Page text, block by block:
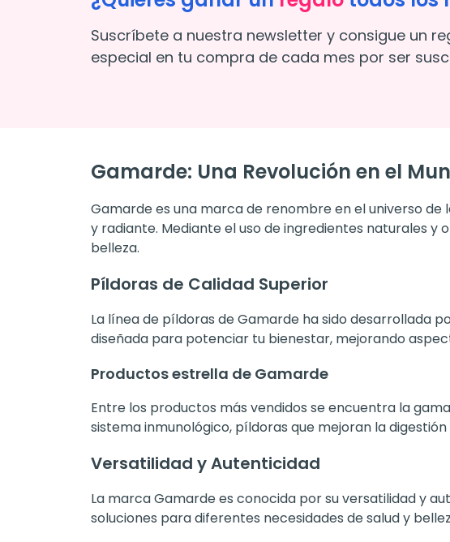
Suscríbete a nuestra newsletter y consigue un
especial en tu compra de cada mes por ser
Gamarde: Una Revolución en el
Gamarde es una marca de renombre en el universo
y radiante. Mediante el uso de ingredientes naturales y
belleza.
Píldoras de Calidad Superior
La línea de píldoras de Gamarde ha sido desarrollada
diseñada para potenciar tu bienestar, mejorando
Productos estrella de Gamarde
Entre los productos más vendidos se encuentra la
sistema inmunológico, píldoras que mejoran la
Versatilidad y Autenticidad
La marca Gamarde es conocida por su versatilidad y
soluciones para diferentes necesidades de salud y